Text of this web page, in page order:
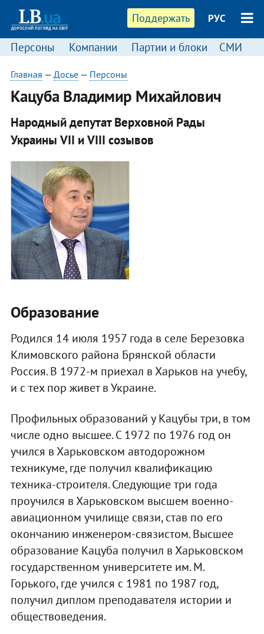
Поддержать РУС
Персоны Компании Партии и блоки СМИ
Главная — Досье— Персоны
Кацуба Владимир Михайлович
Народный депутат Верховной Рады
Украины VII и VIII созывов
Образование
Родился 14 июля 1957 года в селе Березовка
Климовского района Брянской области
Россия. В 1972-м приехал в Харьков на учебу,
и с тех пор живет в Украине.
Профильных образований у Кацубы три, в том
числе одно высшее. С 1972 по 1976 год он
учился в Харьковском автодорожном
техникуме, где получил квалификацию
техника-строителя. Следующие три года
проучился в Харьковском высшем военно-
авиационном училище связи, став по его
окончанию инженером-связистом. Высшее
образование Кацуба получил в Харьковском
государственном университете им. М.
Горького, где учился с 1981 по 1987 год,
получил диплом преподавателя истории и
обществоведения.